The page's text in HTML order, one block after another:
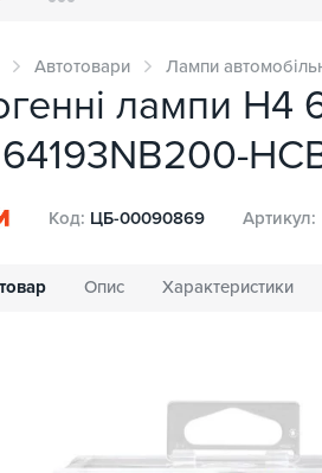
Автотовари Лампи
лампи
Опис Характеристики
Код: ЦБ-00090869 Артикул: